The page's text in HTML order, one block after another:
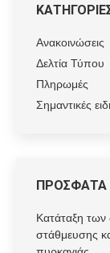
Ανακοινώσεις
Δελτία Τύπου
Πληρωμές
Σημαντικές
ΠΡΟΣΦΑΤΑ
Κατάταξη
στάθμευσης